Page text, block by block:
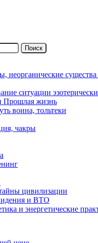
неорганические
ситуации
Прошлая жизнь
воина, тольтеки
чакры
цивилизации
и ВТО
и энергетические